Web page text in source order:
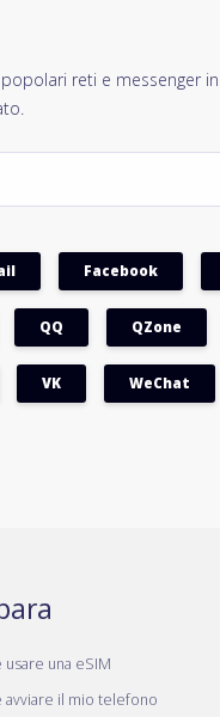
reti e messenger
Facebook
QQ QZone
VK WeChat
usare una eSIM
avviare il mio telefono